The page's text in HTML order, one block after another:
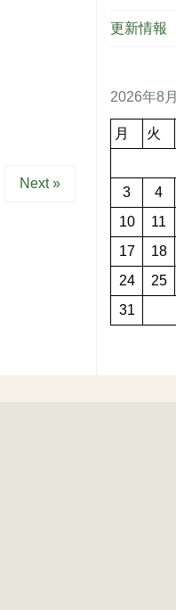
Next »
更新情報
2026年8月
月 火
3
4
10
11
17
18
24
25
31